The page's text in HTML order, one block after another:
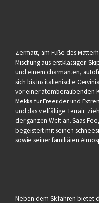
Zermatt, am Fuße des
Mischung aus erstklassigen
und einem charmanten,
sich bis ins italienische
vor einer atemberaubenden
Mekka für Freerider und
und das vielfältige Terrain
der ganzen Welt an. Saas-
begeistert mit seinen
sowie seiner familiären
Neben dem Skifahren bietet